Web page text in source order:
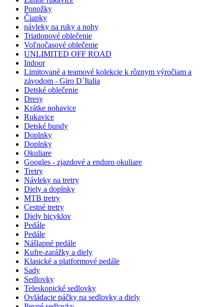
Ponožky
Čiapky
návleky na ruky a nohy
Triatlonové oblečenie
Voľnočasové oblečenie
UNLIMITED OFF ROAD
Indoor
Limitované a teamové kolekcie k rôznym výročiam a
závodom - Giro D´Italia
Detské oblečenie
Dresy
Krátke nohavice
Rukavice
Detské bundy
Doplnky
Doplnky
Okuliare
Googles - zjazdové a enduro okuliare
Tretry
Návleky na tretry
Diely a doplnky
MTB tretry
Cestné tretry
Diely bicyklov
Pedále
Pedále
Nášlapné pedále
Kufre-zarážky a diely
Klasické a platformové pedále
Sady
Sedlovky
Teleskopické sedlovky
Ovládacie páčky na sedlovky a diely